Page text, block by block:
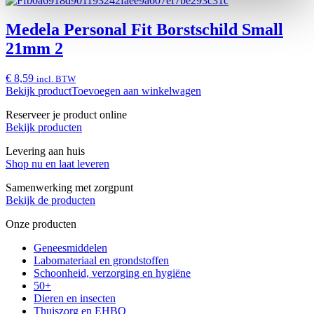
Medela Personal Fit Borstschild Small
21mm 2
€ 8,59 incl. BTW
Bekijk productToevoegen aan winkelwagen
Reserveer je product online
Bekijk producten
Levering aan huis
Shop nu en laat leveren
Samenwerking met zorgpunt
Bekijk de producten
Onze producten
Geneesmiddelen
Labomateriaal en grondstoffen
Schoonheid, verzorging en hygiëne
50+
Dieren en insecten
Thuiszorg en EHBO